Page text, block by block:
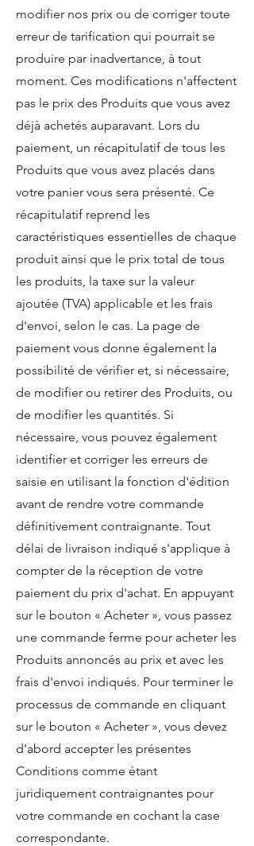
modifier nos prix ou de corriger toute
erreur de tarification qui pourrait se
produire par inadvertance, à tout
moment. Ces modifications n'affectent
pas le prix des Produits que vous avez
déjà achetés auparavant. Lors du
paiement, un récapitulatif de tous les
Produits que vous avez placés dans
votre panier vous sera présenté. Ce
récapitulatif reprend les
caractéristiques essentielles de chaque
produit ainsi que le prix total de tous
les produits, la taxe sur la valeur
ajoutée (TVA) applicable et les frais
d'envoi, selon le cas. La page de
paiement vous donne également la
possibilité de vérifier et, si nécessaire,
de modifier ou retirer des Produits, ou
de modifier les quantités. Si
nécessaire, vous pouvez également
identifier et corriger les erreurs de
saisie en utilisant la fonction d'édition
avant de rendre votre commande
définitivement contraignante. Tout
délai de livraison indiqué s'applique à
compter de la réception de votre
paiement du prix d'achat. En appuyant
sur le bouton « Acheter », vous passez
une commande ferme pour acheter les
Produits annoncés au prix et avec les
frais d'envoi indiqués. Pour terminer le
processus de commande en cliquant
sur le bouton « Acheter », vous devez
d'abord accepter les présentes
Conditions comme étant
juridiquement contraignantes pour
votre commande en cochant la case
correspondante.